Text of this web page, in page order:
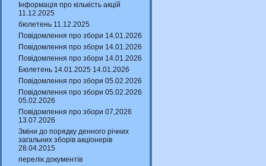
Інформація про кількість акцій
11.12.2025
бюлетень 11.12.2025
Повідомлення про збори 14.01.2026
Повідомлення про збори 14.01.2026
Повідомлення про збори 14.01.2026
Бюлетень 14.01.2025 14.01.2026
Повідомлення про збори 05.02.2026
Повідомлення про збори 05.02.2026
05.02.2026
Повідомлення про збори 07,2026
13.07.2026
Зміни до порядку денного річних
загальних зборів акціонерів
28.04.2015
перелік документів